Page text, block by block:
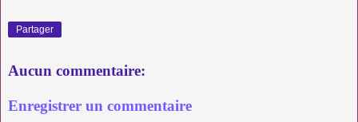
Partager
Aucun commentaire:
Enregistrer un commentaire